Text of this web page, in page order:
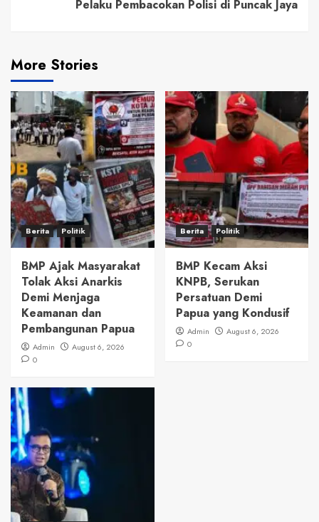
Pelaku Pembacokan Polisi di Puncak Jaya
More Stories
Berita Politik
BMP Ajak Masyarakat
Tolak Aksi Anarkis
Demi Menjaga
Keamanan dan
Pembangunan Papua
Admin
August 6, 2026
0
Berita Politik
BMP Kecam Aksi
KNPB, Serukan
Persatuan Demi
Papua yang Kondusif
Admin
August 6, 2026
0